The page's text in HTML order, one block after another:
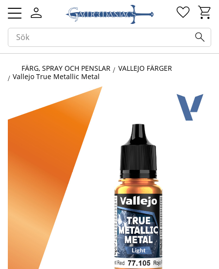
Meny
FÄRG, SPRAY OCH PENSLAR
VALLEJO FÄRGER
Vallejo True Metallic Metal